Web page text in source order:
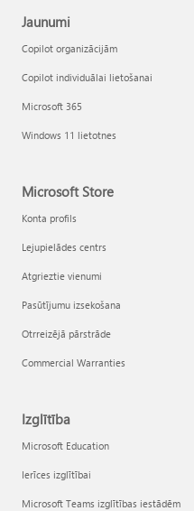
Jaunumi
Copilot organizācijām
Copilot individuālai lietošanai
Microsoft 365
Windows 11 lietotnes
Microsoft Store
Konta profils
Lejupielādes centrs
Atgrieztie vienumi
Pasūtījumu izsekošana
Otrreizējā pārstrāde
Commercial Warranties
Izglītība
Microsoft Education
Ierīces izglītībai
Microsoft Teams izglītības iestādēm